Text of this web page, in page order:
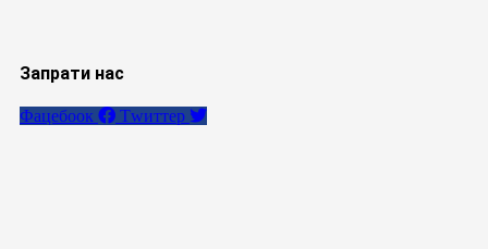
Запрати нас
Фацебоок Тwиттер